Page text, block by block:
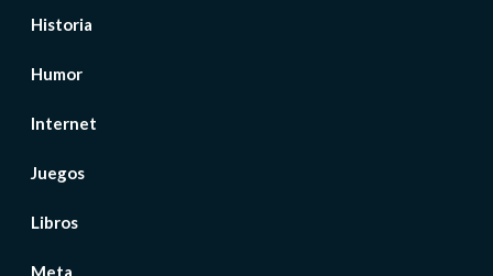
Historia
Humor
Internet
Juegos
Libros
Meta